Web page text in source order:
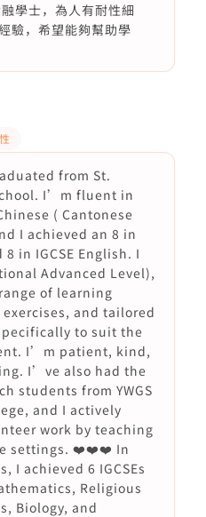
學士，為人有耐性細
驗，希望能夠幫助學
from St.
I’m fluent in
( Cantonese
I achieved an 8 in
8 in IGCSE English. I
Advanced Level),
of learning
and tailored
to suit the
I’m patient, kind,
I’ve also had the
students from YWGS
and I actively
work by teaching
settings. ❤️❤️❤️ In
I achieved 6 IGCSEs
Religious
Biology, and